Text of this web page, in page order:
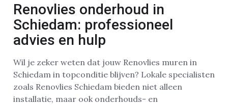
Renovlies onderhoud in
Schiedam: professioneel
advies en hulp
Wil je zeker weten dat jouw Renovlies muren in
Schiedam in topconditie blijven? Lokale specialisten
zoals Renovlies Schiedam bieden niet alleen
installatie, maar ook onderhouds- en